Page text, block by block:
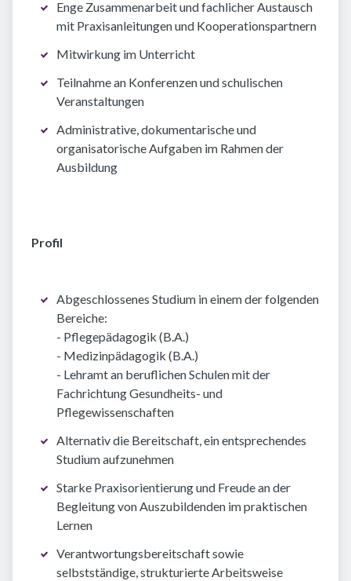
Enge Zusammenarbeit und fachlicher Austausch
mit Praxisanleitungen und Kooperationspartnern
Mitwirkung im Unterricht
Teilnahme an Konferenzen und schulischen
Veranstaltungen
Administrative, dokumentarische und
organisatorische Aufgaben im Rahmen der
Ausbildung
Profil
Abgeschlossenes Studium in einem der folgenden
Bereiche:
- Pflegepädagogik (B.A.)
- Medizinpädagogik (B.A.)
- Lehramt an beruflichen Schulen mit der
Fachrichtung Gesundheits- und
Pflegewissenschaften
Alternativ die Bereitschaft, ein entsprechendes
Studium aufzunehmen
Starke Praxisorientierung und Freude an der
Begleitung von Auszubildenden im praktischen
Lernen
Verantwortungsbereitschaft sowie
selbstständige, strukturierte Arbeitsweise